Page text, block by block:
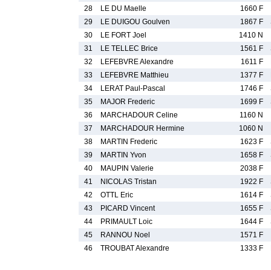
28
LE DU Maelle
1660 F
29
LE DUIGOU Goulven 1867 F
30
LE FORT Joel
1410 N
31
LE TELLEC Brice 1561 F
32
LEFEBVRE Alexandre 1611 F
33
LEFEBVRE Matthieu 1377 F
34
LERAT Paul-Pascal 1746 F
35
MAJOR Frederic 1699 F
36
MARCHADOUR Celine
1160 N
37
MARCHADOUR Hermine 1060 N
38
MARTIN Frederic 1623 F
39
MARTIN Yvon 1658 F
40
MAUPIN Valerie
2038 F
41
NICOLAS Tristan 1922 F
42
OTTL Eric 1614 F
43
PICARD Vincent 1655 F
44
PRIMAULT Loic 1644 F
45
RANNOU Noel
1571 F
46
TROUBAT Alexandre 1333 F